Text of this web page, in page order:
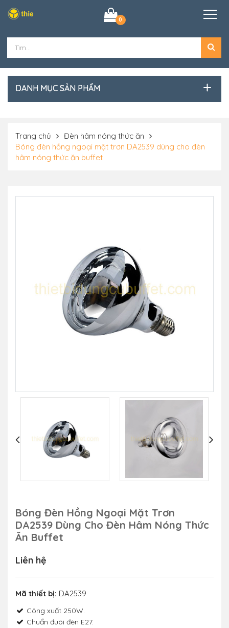
0
DANH MỤC SẢN PHẨM
Trang chủ
Đèn hâm nóng thức ăn
Bóng đèn hồng ngoại mặt trơn DA2539 dùng cho đèn
hâm nóng thức ăn buffet
Bóng Đèn Hồng Ngoại Mặt Trơn
DA2539 Dùng Cho Đèn Hâm Nóng Thức
Ăn Buffet
Liên hệ
Mã thiết bị: DA2539
Công xuất 250W.
Chuẩn đuôi đèn E27.